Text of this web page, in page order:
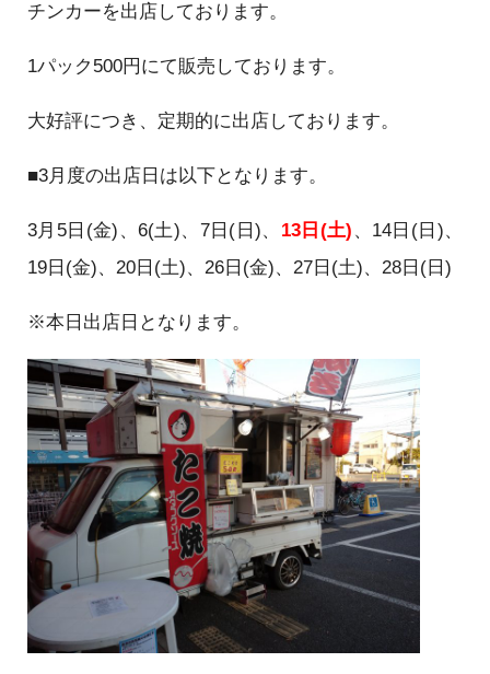
チンカーを出店しております。
1パック500円にて販売しております。
大好評につき、定期的に出店しております。
■3月度の出店日は以下となります。
3月5日(金)、6(土)、7日(日)、 13日(土) 、14日(日)、
19日(金)、20日(土)、26日(金)、27日(土)、28日(日)
※本日出店日となります。